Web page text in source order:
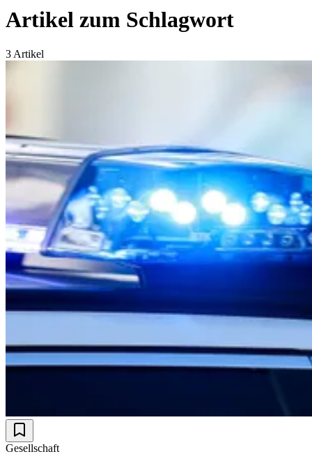
Artikel zum Schlagwort
3 Artikel
Gesellschaft